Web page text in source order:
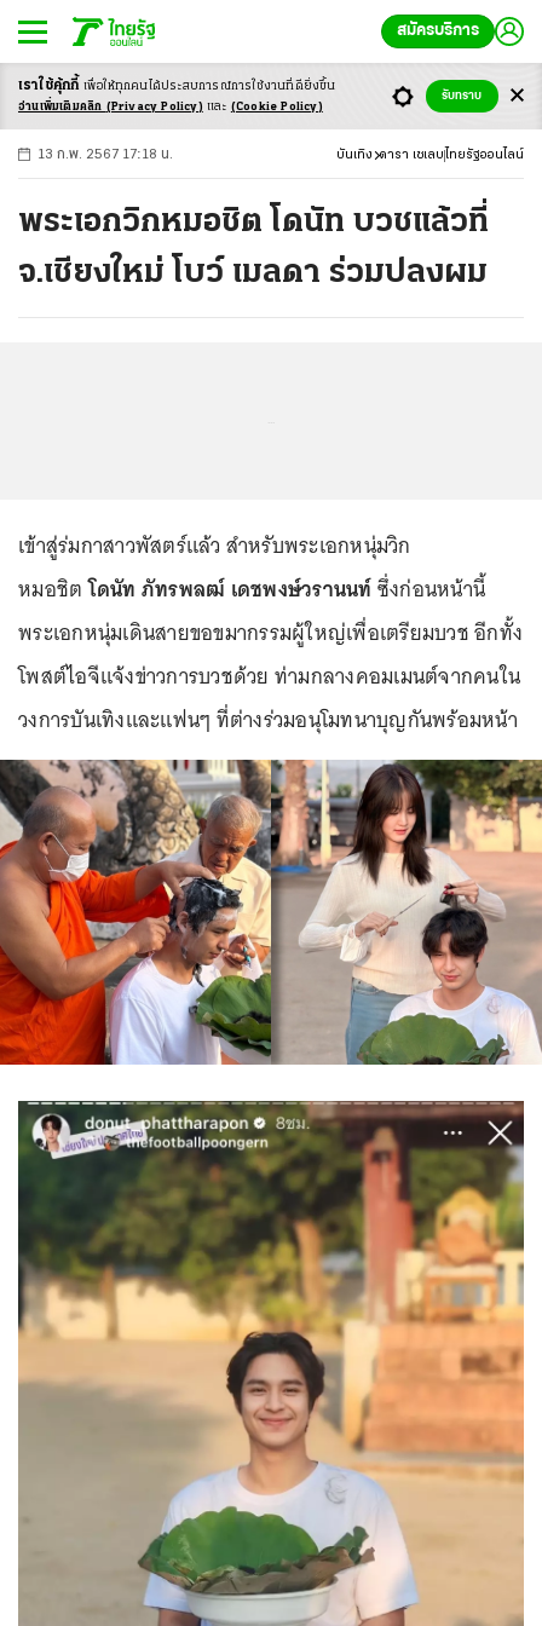
สมัครบริการ
-ก ก ก+
13 ก.พ. 2567 17:18 น. บันเทิง ดารา เซเลบ ไทยรัฐออนไลน์
พระเอกวิกหมอชิต โดนัท บวชแล้วที่
จ.เชียงใหม่ โบว์ เมลดา ร่วมปลงผม
เข้าสู่ร่มกาสาวพัสตร์แล้ว สำหรับพระเอกหนุ่มวิก
หมอชิตโดนัท ภัทรพลฒ์ เดชพงษ์วรานนท์ซึ่งก่อนหน้านี้
พระเอกหนุ่มเดินสายขอขมากรรมผู้ใหญ่เพื่อเตรียมบวช อีกทั้ง
โพสต์ไอจีแจ้งข่าวการบวชด้วย ท่ามกลางคอมเมนต์จากคนใน
วงการบันเทิงและแฟนๆ ที่ต่างร่วมอนุโมทนาบุญกันพร้อมหน้า
เราใช้คุ้กกี้ เพื่อให้ทุกคนได้ประสบการณ์การใช้งานที่ดียิ่งขึ้น
อ่านเพิ่มเติมคลิก (Privacy Policy) และ (Cookie Policy)
รับทราบ